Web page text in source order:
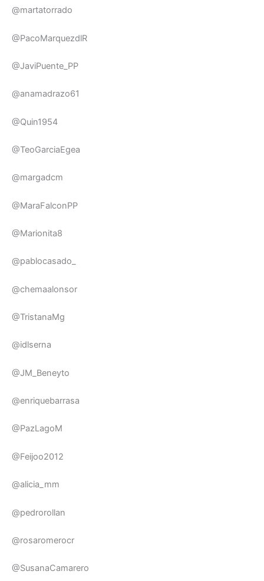
@martatorrado
@PacoMarquezdlR
@JaviPuente_PP
@anamadrazo61
@Quin1954
@TeoGarciaEgea
@margadcm
@MaraFalconPP
@Marionita8
@pablocasado_
@chemaalonsor
@TristanaMg
@idlserna
@JM_Beneyto
@enriquebarrasa
@PazLagoM
@Feijoo2012
@alicia_mm
@pedrorollan
@rosaromerocr
@SusanaCamarero